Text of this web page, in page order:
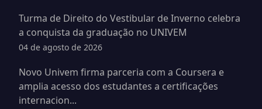
Turma de Direito do Vestibular de Inverno celebra
a conquista da graduação no UNIVEM
04 de agosto de 2026
Novo Univem firma parceria com a Coursera e
amplia acesso dos estudantes a certificações
internacion...